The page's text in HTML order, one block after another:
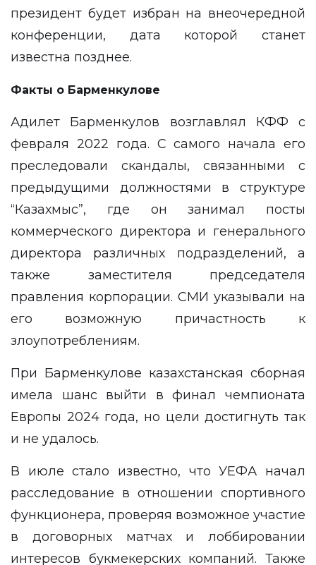
президент будет избран на внеочередной
конференции, дата которой станет
известна позднее.
Факты о Барменкулове
Адилет Барменкулов возглавлял КФФ с
февраля 2022 года. С самого начала его
преследовали скандалы, связанными с
предыдущими должностями в структуре
“Казахмыс”, где он занимал посты
коммерческого директора и генерального
директора различных подразделений, а
также заместителя председателя
правления корпорации. СМИ указывали на
его возможную причастность к
злоупотреблениям.
При Барменкулове казахстанская сборная
имела шанс выйти в финал чемпионата
Европы 2024 года, но цели достигнуть так
и не удалось.
В июле стало известно, что УЕФА начал
расследование в отношении спортивного
функционера, проверяя возможное участие
в договорных матчах и лоббировании
интересов букмекерских компаний. Также